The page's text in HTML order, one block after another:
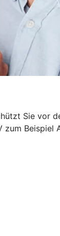
Sie vor
Beispiel